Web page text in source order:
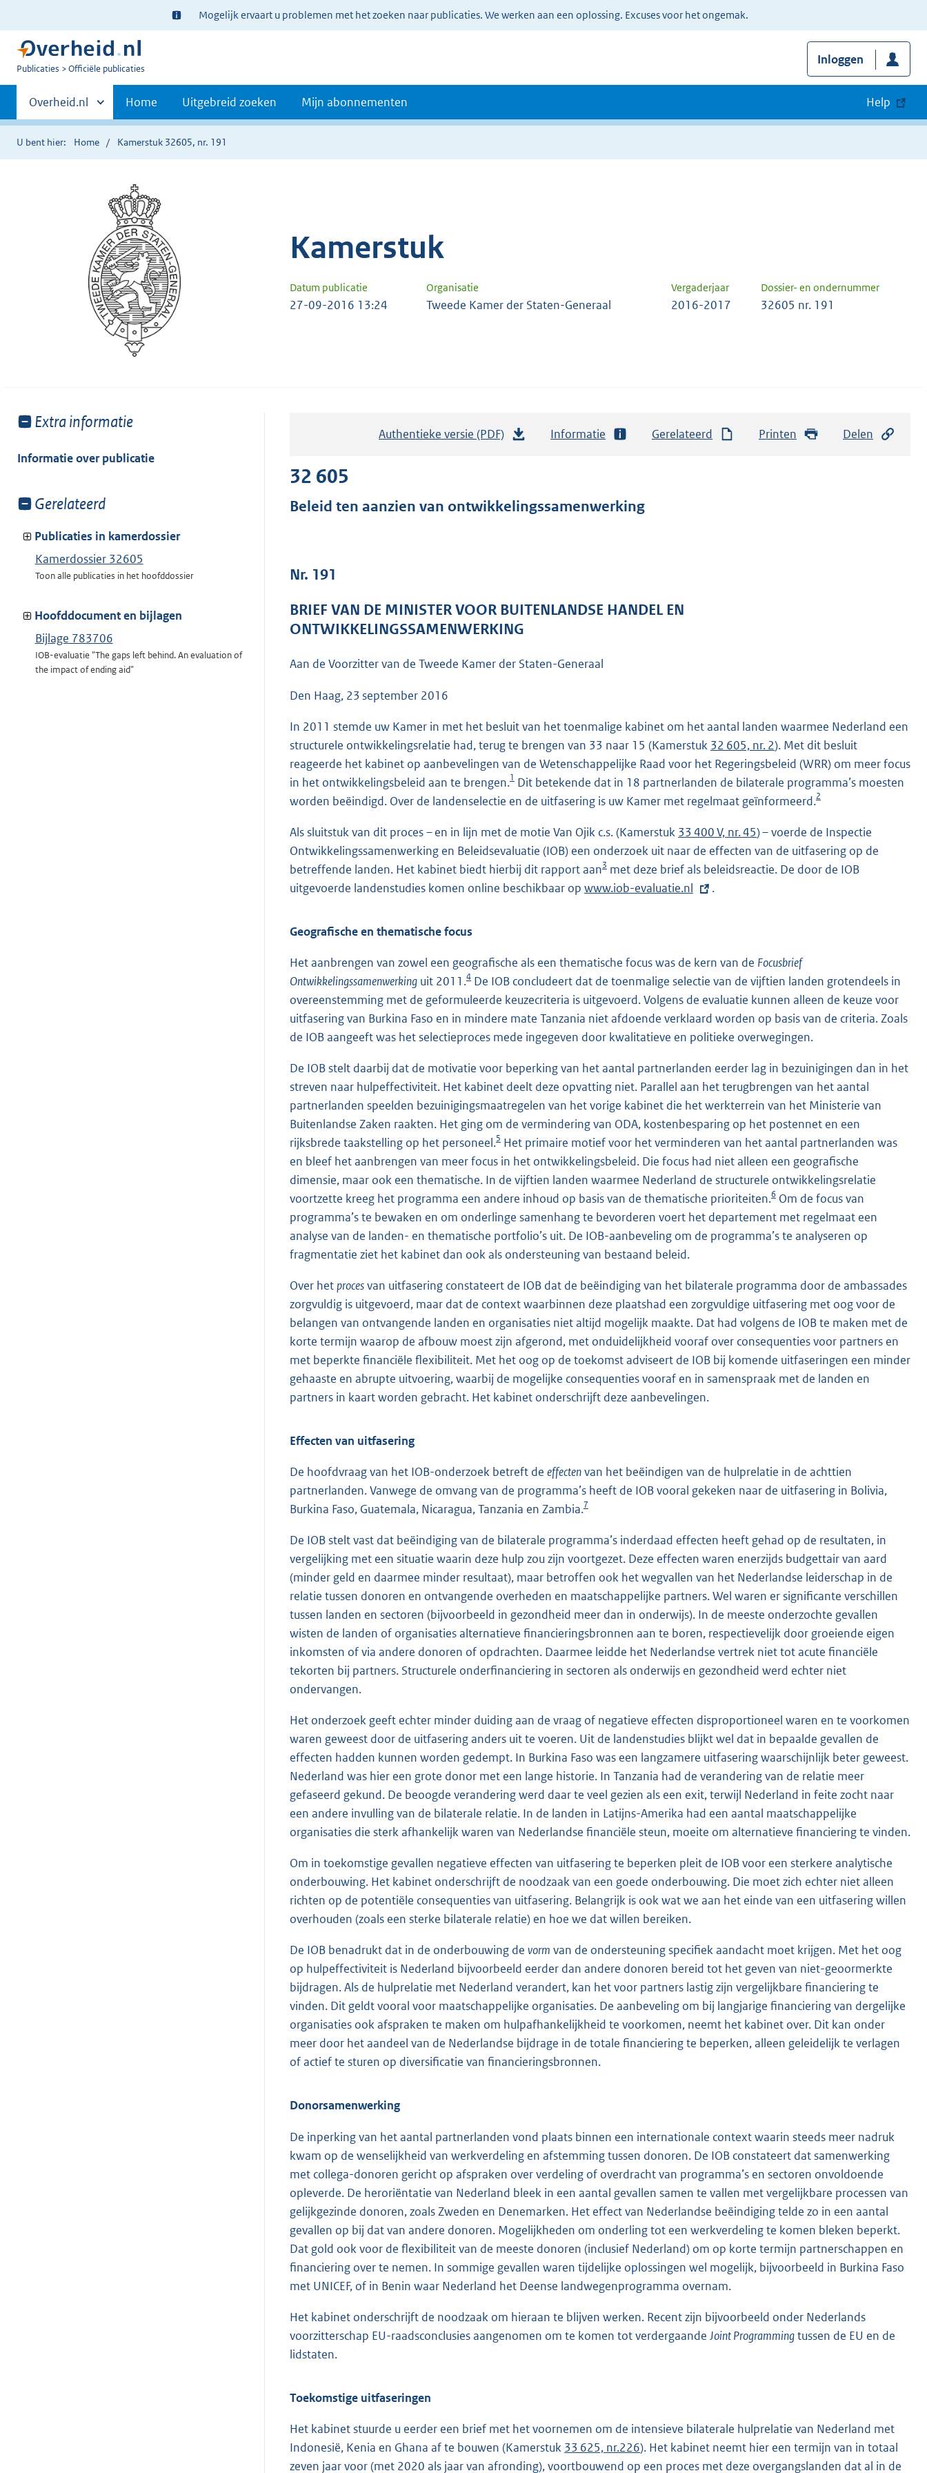
Ter
informatie:
Mogelijk ervaart u problemen met het zoeken naar publicaties. We werken aan een oplossing. Excuses voor het ongemak.
U
Publicaties Officiële publicaties
Inloggen
Primaire
navigatie
Andere
sites
binnen
Overheid.nl Home Uitgebreid zoeken Mijn abonnementen Help
U bent hier: Home Kamerstuk 32605, nr. 191
Kamerstuk
Datum publicatie Organisatie Vergaderjaar Dossier- en ondernummer
27-09-2016 13:24 Tweede Kamer der Staten-Generaal 2016-2017 32605 nr. 191
Toon
van:
Extra informatie
Informatie over publicatie
Toon
van:
Gerelateerd
Publicaties in kamerdossier
Kamerdossier 32605
Toon alle publicaties in het hoofddossier
Hoofddocument en bijlagen
Bijlage 783706
IOB-evaluatie "The gaps left behind. An evaluation of
the impact of ending aid"
Authentieke versie (PDF)
a
r
o
o
t
4
9
K
b
Informatie Gerelateerd Printen Delen
32 605
Beleid ten aanzien van ontwikkelingssamenwerking
Nr. 191
BRIEF VAN DE MINISTER VOOR BUITENLANDSE HANDEL EN
ONTWIKKELINGSSAMENWERKING
Aan de Voorzitter van de Tweede Kamer der Staten-Generaal
Den Haag, 23 september 2016
In 2011 stemde uw Kamer in met het besluit van het toenmalige kabinet om het aantal landen waarmee Nederland een
structurele ontwikkelingsrelatie had, terug te brengen van 33 naar 15 (Kamerstuk 32 605, nr. 2). Met dit besluit
reageerde het kabinet op aanbevelingen van de Wetenschappelijke Raad voor het Regeringsbeleid (WRR) om meer focus
in het ontwikkelingsbeleid aan te brengen.1 Dit betekende dat in 18 partnerlanden de bilaterale programma’s moesten
worden beëindigd. Over de landenselectie en de uitfasering is uw Kamer met regelmaat geïnformeerd.2
Als sluitstuk van dit proces – en in lijn met de motie Van Ojik c.s. (Kamerstuk 33 400 V, nr. 45) – voerde de Inspectie
Ontwikkelingssamenwerking en Beleidsevaluatie (IOB) een onderzoek uit naar de effecten van de uitfasering op de
betreffende landen. Het kabinet biedt hierbij dit rapport aan3 met deze brief als beleidsreactie. De door de IOB
uitgevoerde landenstudies komen online beschikbaar op E
r
n
e
l
i
k
:
www.iob-evaluatie.nl .
Geografische en thematische focus
Het aanbrengen van zowel een geografische als een thematische focus was de kern van de Focusbrief
Ontwikkelingssamenwerking uit 2011.4 De IOB concludeert dat de toenmalige selectie van de vijftien landen grotendeels in
overeenstemming met de geformuleerde keuzecriteria is uitgevoerd. Volgens de evaluatie kunnen alleen de keuze voor
uitfasering van Burkina Faso en in mindere mate Tanzania niet afdoende verklaard worden op basis van de criteria. Zoals
de IOB aangeeft was het selectieproces mede ingegeven door kwalitatieve en politieke overwegingen.
De IOB stelt daarbij dat de motivatie voor beperking van het aantal partnerlanden eerder lag in bezuinigingen dan in het
streven naar hulpeffectiviteit. Het kabinet deelt deze opvatting niet. Parallel aan het terugbrengen van het aantal
partnerlanden speelden bezuinigingsmaatregelen van het vorige kabinet die het werkterrein van het Ministerie van
Buitenlandse Zaken raakten. Het ging om de vermindering van ODA, kostenbesparing op het postennet en een
rijksbrede taakstelling op het personeel.5 Het primaire motief voor het verminderen van het aantal partnerlanden was
en bleef het aanbrengen van meer focus in het ontwikkelingsbeleid. Die focus had niet alleen een geografische
dimensie, maar ook een thematische. In de vijftien landen waarmee Nederland de structurele ontwikkelingsrelatie
voortzette kreeg het programma een andere inhoud op basis van de thematische prioriteiten.6 Om de focus van
programma’s te bewaken en om onderlinge samenhang te bevorderen voert het departement met regelmaat een
analyse van de landen- en thematische portfolio’s uit. De IOB-aanbeveling om de programma’s te analyseren op
fragmentatie ziet het kabinet dan ook als ondersteuning van bestaand beleid.
Over het procesvan uitfasering constateert de IOB dat de beëindiging van het bilaterale programma door de ambassades
zorgvuldig is uitgevoerd, maar dat de context waarbinnen deze plaatshad een zorgvuldige uitfasering met oog voor de
belangen van ontvangende landen en organisaties niet altijd mogelijk maakte. Dat had volgens de IOB te maken met de
korte termijn waarop de afbouw moest zijn afgerond, met onduidelijkheid vooraf over consequenties voor partners en
met beperkte financiële flexibiliteit. Met het oog op de toekomst adviseert de IOB bij komende uitfaseringen een minder
gehaaste en abrupte uitvoering, waarbij de mogelijke consequenties vooraf en in samenspraak met de landen en
partners in kaart worden gebracht. Het kabinet onderschrijft deze aanbevelingen.
Effecten van uitfasering
De hoofdvraag van het IOB-onderzoek betreft de effectenvan het beëindigen van de hulprelatie in de achttien
partnerlanden. Vanwege de omvang van de programma’s heeft de IOB vooral gekeken naar de uitfasering in Bolivia,
Burkina Faso, Guatemala, Nicaragua, Tanzania en Zambia.7
De IOB stelt vast dat beëindiging van de bilaterale programma’s inderdaad effecten heeft gehad op de resultaten, in
vergelijking met een situatie waarin deze hulp zou zijn voortgezet. Deze effecten waren enerzijds budgettair van aard
(minder geld en daarmee minder resultaat), maar betroffen ook het wegvallen van het Nederlandse leiderschap in de
relatie tussen donoren en ontvangende overheden en maatschappelijke partners. Wel waren er significante verschillen
tussen landen en sectoren (bijvoorbeeld in gezondheid meer dan in onderwijs). In de meeste onderzochte gevallen
wisten de landen of organisaties alternatieve financieringsbronnen aan te boren, respectievelijk door groeiende eigen
inkomsten of via andere donoren of opdrachten. Daarmee leidde het Nederlandse vertrek niet tot acute financiële
tekorten bij partners. Structurele onderfinanciering in sectoren als onderwijs en gezondheid werd echter niet
ondervangen.
Het onderzoek geeft echter minder duiding aan de vraag of negatieve effecten disproportioneel waren en te voorkomen
waren geweest door de uitfasering anders uit te voeren. Uit de landenstudies blijkt wel dat in bepaalde gevallen de
effecten hadden kunnen worden gedempt. In Burkina Faso was een langzamere uitfasering waarschijnlijk beter geweest.
Nederland was hier een grote donor met een lange historie. In Tanzania had de verandering van de relatie meer
gefaseerd gekund. De beoogde verandering werd daar te veel gezien als een exit, terwijl Nederland in feite zocht naar
een andere invulling van de bilaterale relatie. In de landen in Latijns-Amerika had een aantal maatschappelijke
organisaties die sterk afhankelijk waren van Nederlandse financiële steun, moeite om alternatieve financiering te vinden.
Om in toekomstige gevallen negatieve effecten van uitfasering te beperken pleit de IOB voor een sterkere analytische
onderbouwing. Het kabinet onderschrijft de noodzaak van een goede onderbouwing. Die moet zich echter niet alleen
richten op de potentiële consequenties van uitfasering. Belangrijk is ook wat we aan het einde van een uitfasering willen
overhouden (zoals een sterke bilaterale relatie) en hoe we dat willen bereiken.
De IOB benadrukt dat in de onderbouwing de vorm van de ondersteuning specifiek aandacht moet krijgen. Met het oog
op hulpeffectiviteit is Nederland bijvoorbeeld eerder dan andere donoren bereid tot het geven van niet-geoormerkte
bijdragen. Als de hulprelatie met Nederland verandert, kan het voor partners lastig zijn vergelijkbare financiering te
vinden. Dit geldt vooral voor maatschappelijke organisaties. De aanbeveling om bij langjarige financiering van dergelijke
organisaties ook afspraken te maken om hulpafhankelijkheid te voorkomen, neemt het kabinet over. Dit kan onder
meer door het aandeel van de Nederlandse bijdrage in de totale financiering te beperken, alleen geleidelijk te verlagen
of actief te sturen op diversificatie van financieringsbronnen.
Donorsamenwerking
De inperking van het aantal partnerlanden vond plaats binnen een internationale context waarin steeds meer nadruk
kwam op de wenselijkheid van werkverdeling en afstemming tussen donoren. De IOB constateert dat samenwerking
met collega-donoren gericht op afspraken over verdeling of overdracht van programma’s en sectoren onvoldoende
opleverde. De heroriëntatie van Nederland bleek in een aantal gevallen samen te vallen met vergelijkbare processen van
gelijkgezinde donoren, zoals Zweden en Denemarken. Het effect van Nederlandse beëindiging telde zo in een aantal
gevallen op bij dat van andere donoren. Mogelijkheden om onderling tot een werkverdeling te komen bleken beperkt.
Dat gold ook voor de flexibiliteit van de meeste donoren (inclusief Nederland) om op korte termijn partnerschappen en
financiering over te nemen. In sommige gevallen waren tijdelijke oplossingen wel mogelijk, bijvoorbeeld in Burkina Faso
met UNICEF, of in Benin waar Nederland het Deense landwegenprogramma overnam.
Het kabinet onderschrijft de noodzaak om hieraan te blijven werken. Recent zijn bijvoorbeeld onder Nederlands
voorzitterschap EU-raadsconclusies aangenomen om te komen tot verdergaande Joint Programmingtussen de EU en de
lidstaten.
Toekomstige uitfaseringen
Het kabinet stuurde u eerder een brief met het voornemen om de intensieve bilaterale hulprelatie van Nederland met
Indonesië, Kenia en Ghana af te bouwen (Kamerstuk 33 625, nr.226). Het kabinet neemt hier een termijn van in totaal
zeven jaar voor (met 2020 als jaar van afronding), voortbouwend op een proces met deze overgangslanden dat al in de